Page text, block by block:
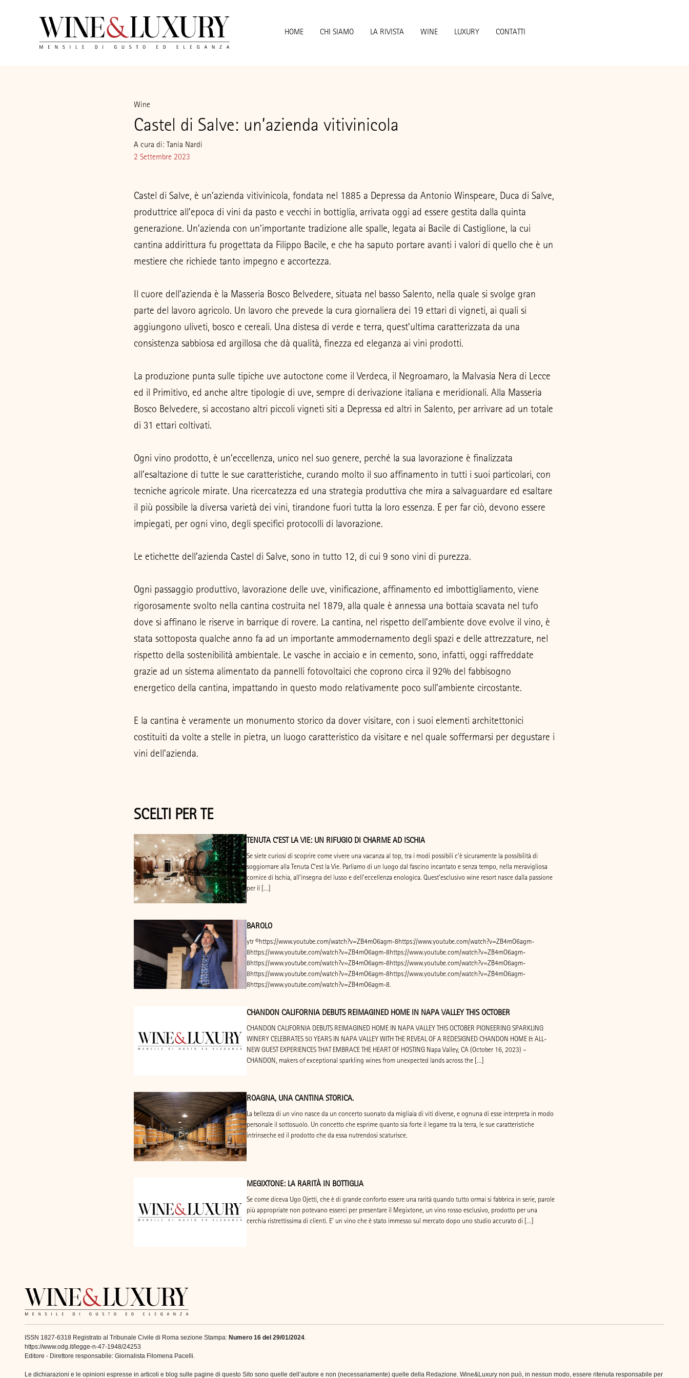
HOME CHI SIAMO LA RIVISTA WINE LUXURY CONTATTI
Wine
Castel di Salve: un’azienda vitivinicola
A cura di: Tania Nardi
2 Settembre 2023
Castel di Salve, è un’azienda vitivinicola, fondata nel 1885 a Depressa da Antonio Winspeare, Duca di Salve,
produttrice all’epoca di vini da pasto e vecchi in bottiglia, arrivata oggi ad essere gestita dalla quinta
generazione. Un’azienda con un’importante tradizione alle spalle, legata ai Bacile di Castiglione, la cui
cantina addirittura fu progettata da Filippo Bacile, e che ha saputo portare avanti i valori di quello che è un
mestiere che richiede tanto impegno e accortezza.
Il cuore dell’azienda è la Masseria Bosco Belvedere, situata nel basso Salento, nella quale si svolge gran
parte del lavoro agricolo. Un lavoro che prevede la cura giornaliera dei 19 ettari di vigneti, ai quali si
aggiungono uliveti, bosco e cereali. Una distesa di verde e terra, quest’ultima caratterizzata da una
consistenza sabbiosa ed argillosa che dà qualità, finezza ed eleganza ai vini prodotti.
La produzione punta sulle tipiche uve autoctone come il Verdeca, il Negroamaro, la Malvasia Nera di Lecce
ed il Primitivo, ed anche altre tipologie di uve, sempre di derivazione italiana e meridionali. Alla Masseria
Bosco Belvedere, si accostano altri piccoli vigneti siti a Depressa ed altri in Salento, per arrivare ad un totale
di 31 ettari coltivati.
Ogni vino prodotto, è un’eccellenza, unico nel suo genere, perché la sua lavorazione è finalizzata
all’esaltazione di tutte le sue caratteristiche, curando molto il suo affinamento in tutti i suoi particolari, con
tecniche agricole mirate. Una ricercatezza ed una strategia produttiva che mira a salvaguardare ed esaltare
il più possibile la diversa varietà dei vini, tirandone fuori tutta la loro essenza. E per far ciò, devono essere
impiegati, per ogni vino, degli specifici protocolli di lavorazione.
Le etichette dell’azienda Castel di Salve, sono in tutto 12, di cui 9 sono vini di purezza.
Ogni passaggio produttivo, lavorazione delle uve, vinificazione, affinamento ed imbottigliamento, viene
rigorosamente svolto nella cantina costruita nel 1879, alla quale è annessa una bottaia scavata nel tufo
dove si affinano le riserve in barrique di rovere. La cantina, nel rispetto dell’ambiente dove evolve il vino, è
stata sottoposta qualche anno fa ad un importante ammodernamento degli spazi e delle attrezzature, nel
rispetto della sostenibilità ambientale. Le vasche in acciaio e in cemento, sono, infatti, oggi raffreddate
grazie ad un sistema alimentato da pannelli fotovoltaici che coprono circa il 92% del fabbisogno
energetico della cantina, impattando in questo modo relativamente poco sull’ambiente circostante.
E la cantina è veramente un monumento storico da dover visitare, con i suoi elementi architettonici
costituiti da volte a stelle in pietra, un luogo caratteristico da visitare e nel quale soffermarsi per degustare i
vini dell’azienda.
SCELTI PER TE
TENUTA C’EST LA VIE: UN RIFUGIO DI CHARME AD ISCHIA
Se siete curiosi di scoprire come vivere una vacanza al top, tra i modi possibili c’è sicuramente la possibilità di
soggiornare alla Tenuta C’est la Vie. Parliamo di un luogo dal fascino incantato e senza tempo, nella meravigliosa
cornice di Ischia, all’insegna del lusso e dell’eccellenza enologica. Quest’esclusivo wine resort nasce dalla passione
per il […]
BAROLO
ytr ©https://www.youtube.com/watch?v=ZB4mO6agm-8https://www.youtube.com/watch?v=ZB4mO6agm-
8https://www.youtube.com/watch?v=ZB4mO6agm-8https://www.youtube.com/watch?v=ZB4mO6agm-
8https://www.youtube.com/watch?v=ZB4mO6agm-8https://www.youtube.com/watch?v=ZB4mO6agm-
8https://www.youtube.com/watch?v=ZB4mO6agm-8https://www.youtube.com/watch?v=ZB4mO6agm-
8https://www.youtube.com/watch?v=ZB4mO6agm-8.
CHANDON CALIFORNIA DEBUTS REIMAGINED HOME IN NAPA VALLEY THIS OCTOBER
CHANDON CALIFORNIA DEBUTS REIMAGINED HOME IN NAPA VALLEY THIS OCTOBER PIONEERING SPARKLING
WINERY CELEBRATES 50 YEARS IN NAPA VALLEY WITH THE REVEAL OF A REDESIGNED CHANDON HOME & ALL-
NEW GUEST EXPERIENCES THAT EMBRACE THE HEART OF HOSTING Napa Valley, CA (October 16, 2023) –
CHANDON, makers of exceptional sparkling wines from unexpected lands across the […]
ROAGNA, UNA CANTINA STORICA.
La bellezza di un vino nasce da un concerto suonato da migliaia di viti diverse, e ognuna di esse interpreta in modo
personale il sottosuolo. Un concetto che esprime quanto sia forte il legame tra la terra, le sue caratteristiche
intrinseche ed il prodotto che da essa nutrendosi scaturisce.
MEGIXTONE: LA RARITÀ IN BOTTIGLIA
Se come diceva Ugo Ojetti, che è di grande conforto essere una rarità quando tutto ormai si fabbrica in serie, parole
più appropriate non potevano esserci per presentare il Megixtone, un vino rosso esclusivo, prodotto per una
cerchia ristrettissima di clienti. E’ un vino che è stato immesso sul mercato dopo uno studio accurato di […]
ISSN 1827-6318 Registrato al Tribunale Civile di Roma sezione Stampa: Numero 16 del 29/01/2024.
https://www.odg.it/legge-n-47-1948/24253
Editore - Direttore responsabile: Giornalista Filomena Pacelli.
Le dichiarazioni e le opinioni espresse in articoli e blog sulle pagine di questo Sito sono quelle dell’autore e non (necessariamente) quelle della Redazione. Wine&Luxury non può, in nessun modo, essere ritenuta responsabile per